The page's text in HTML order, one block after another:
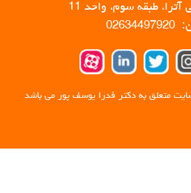
طبقه سوم، واحد 11
متعلق به دکتر فدرا یوسف پور می باشد